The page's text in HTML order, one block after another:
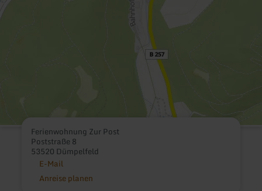
Ferienwohnung Zur Post
Poststraße 8
53520 Dümpelfeld
E-Mail
Anreise planen